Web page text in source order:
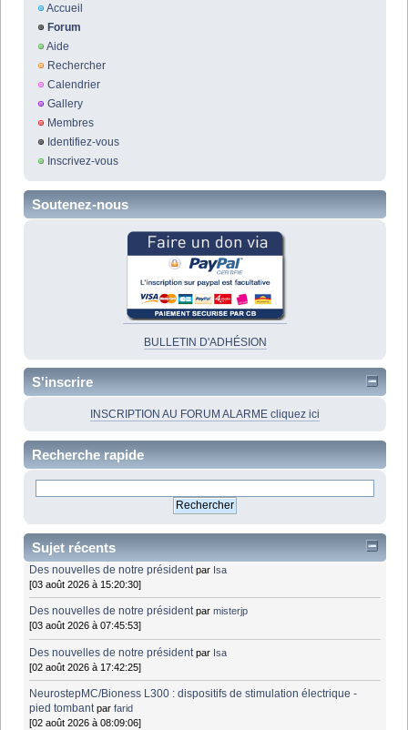
Accueil
Forum
Aide
Rechercher
Calendrier
Gallery
Membres
Identifiez-vous
Inscrivez-vous
Soutenez-nous
BULLETIN D'ADHÉSION
S'inscrire
INSCRIPTION AU FORUM ALARME cliquez ici
Recherche rapide
Sujet récents
Des nouvelles de notre président par Isa
[03 août 2026 à 15:20:30]
Des nouvelles de notre président parmisterjp
[03 août 2026 à 07:45:53]
Des nouvelles de notre président par Isa
[02 août 2026 à 17:42:25]
NeurostepMC/Bioness L300 : dispositifs de stimulation électrique -
pied tombant parfarid
[02 août 2026 à 08:09:06]